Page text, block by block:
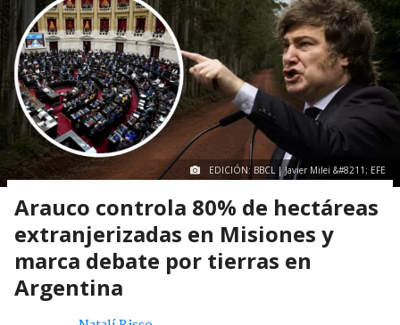
EDICIÓN: BBCL | Javier Milei &#8211; EFE
Arauco controla 80% de hectáreas
extranjerizadas en Misiones y
marca debate por tierras en
Argentina